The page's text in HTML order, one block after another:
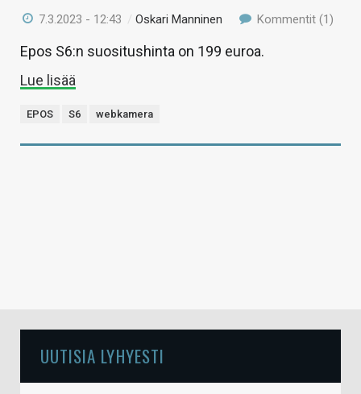
7.3.2023 - 12:43 /Oskari Manninen Kommentit (1)
Epos S6:n suositushinta on 199 euroa.
Lue lisää
EPOS S6 webkamera
UUTISIA LYHYESTI